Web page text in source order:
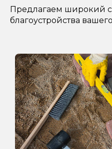
Предлагаем широкий
благоустройства